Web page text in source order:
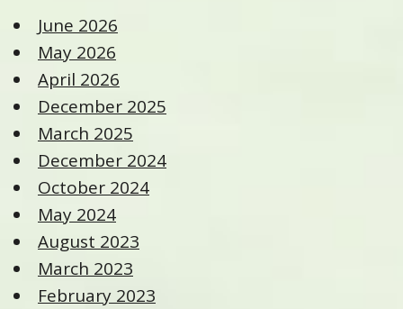
June 2026
May 2026
April 2026
December 2025
March 2025
December 2024
October 2024
May 2024
August 2023
March 2023
February 2023